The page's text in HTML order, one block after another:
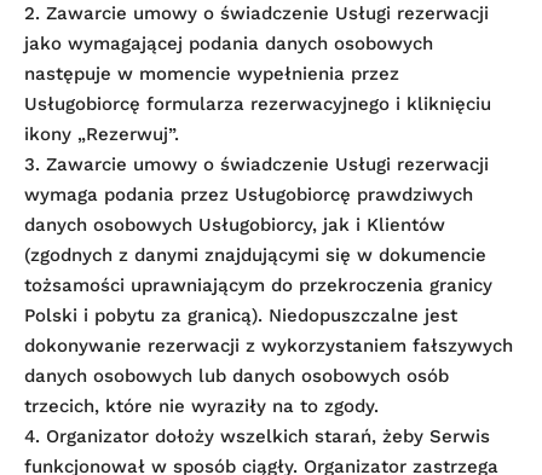
2. Zawarcie umowy o świadczenie Usługi rezerwacji
jako wymagającej podania danych osobowych
następuje w momencie wypełnienia przez
Usługobiorcę formularza rezerwacyjnego i kliknięciu
ikony „Rezerwuj”.
3. Zawarcie umowy o świadczenie Usługi rezerwacji
wymaga podania przez Usługobiorcę prawdziwych
danych osobowych Usługobiorcy, jak i Klientów
(zgodnych z danymi znajdującymi się w dokumencie
tożsamości uprawniającym do przekroczenia granicy
Polski i pobytu za granicą). Niedopuszczalne jest
dokonywanie rezerwacji z wykorzystaniem fałszywych
danych osobowych lub danych osobowych osób
trzecich, które nie wyraziły na to zgody.
4. Organizator dołoży wszelkich starań, żeby Serwis
funkcjonował w sposób ciągły. Organizator zastrzega